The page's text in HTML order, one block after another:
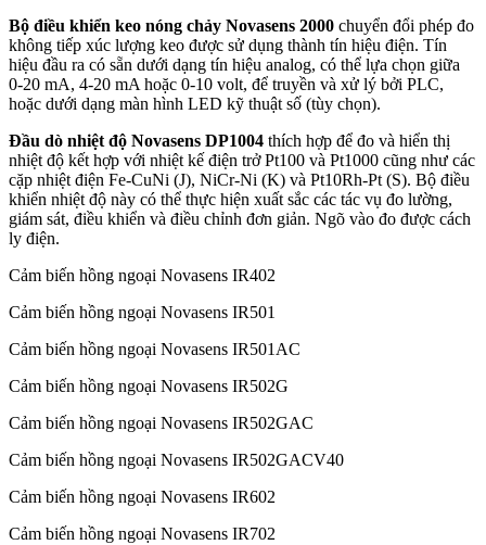
Bộ điều khiển keo nóng chảy Novasens 2000 chuyển đổi phép đo
không tiếp xúc lượng keo được sử dụng thành tín hiệu điện. Tín
hiệu đầu ra có sẵn dưới dạng tín hiệu analog, có thể lựa chọn giữa
0-20 mA, 4-20 mA hoặc 0-10 volt, để truyền và xử lý bởi PLC,
hoặc dưới dạng màn hình LED kỹ thuật số (tùy chọn).
Đầu dò nhiệt độ Novasens DP1004 thích hợp để đo và hiển thị
nhiệt độ kết hợp với nhiệt kế điện trở Pt100 và Pt1000 cũng như các
cặp nhiệt điện Fe-CuNi (J), NiCr-Ni (K) và Pt10Rh-Pt (S). Bộ điều
khiển nhiệt độ này có thể thực hiện xuất sắc các tác vụ đo lường,
giám sát, điều khiển và điều chỉnh đơn giản. Ngõ vào đo được cách
ly điện.
Cảm biến hồng ngoại Novasens IR402
Cảm biến hồng ngoại Novasens IR501
Cảm biến hồng ngoại Novasens IR501AC
Cảm biến hồng ngoại Novasens IR502G
Cảm biến hồng ngoại Novasens IR502GAC
Cảm biến hồng ngoại Novasens IR502GACV40
Cảm biến hồng ngoại Novasens IR602
Cảm biến hồng ngoại Novasens IR702